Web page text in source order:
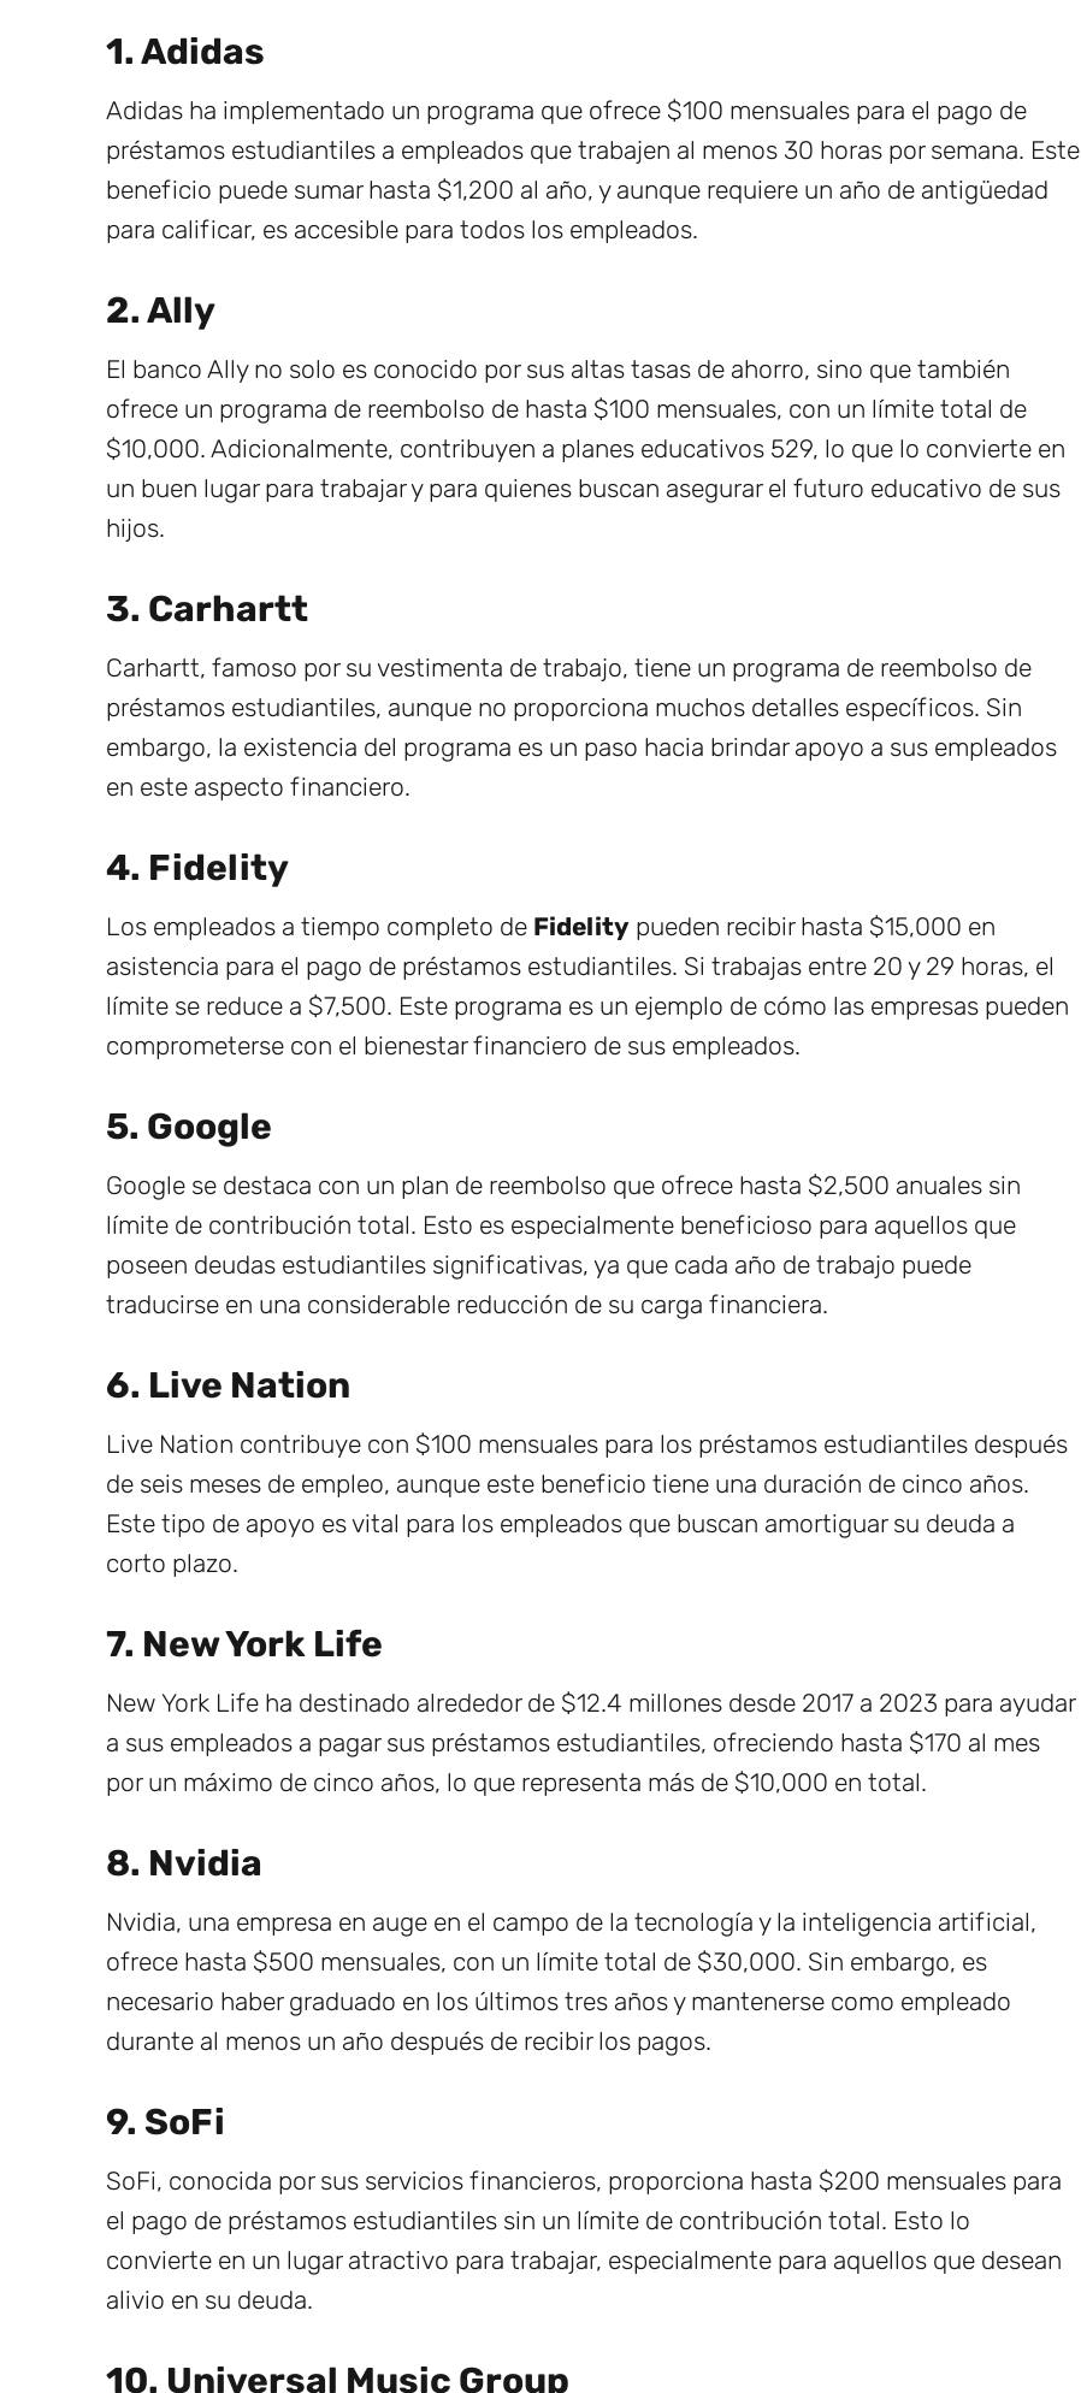
1. Adidas
Adidas ha implementado un programa que ofrece $100 mensuales para el pago de
préstamos estudiantiles a empleados que trabajen al menos 30 horas por semana. Este
beneficio puede sumar hasta $1,200 al año, y aunque requiere un año de antigüedad
para calificar, es accesible para todos los empleados.
2. Ally
El banco Ally no solo es conocido por sus altas tasas de ahorro, sino que también
ofrece un programa de reembolso de hasta $100 mensuales, con un límite total de
$10,000. Adicionalmente, contribuyen a planes educativos 529, lo que lo convierte en
un buen lugar para trabajar y para quienes buscan asegurar el futuro educativo de sus
hijos.
3. Carhartt
Carhartt, famoso por su vestimenta de trabajo, tiene un programa de reembolso de
préstamos estudiantiles, aunque no proporciona muchos detalles específicos. Sin
embargo, la existencia del programa es un paso hacia brindar apoyo a sus empleados
en este aspecto financiero.
4. Fidelity
Los empleados a tiempo completo de Fidelity pueden recibir hasta $15,000 en
asistencia para el pago de préstamos estudiantiles. Si trabajas entre 20 y 29 horas, el
límite se reduce a $7,500. Este programa es un ejemplo de cómo las empresas pueden
comprometerse con el bienestar financiero de sus empleados.
5. Google
Google se destaca con un plan de reembolso que ofrece hasta $2,500 anuales sin
límite de contribución total. Esto es especialmente beneficioso para aquellos que
poseen deudas estudiantiles significativas, ya que cada año de trabajo puede
traducirse en una considerable reducción de su carga financiera.
6. Live Nation
Live Nation contribuye con $100 mensuales para los préstamos estudiantiles después
de seis meses de empleo, aunque este beneficio tiene una duración de cinco años.
Este tipo de apoyo es vital para los empleados que buscan amortiguar su deuda a
corto plazo.
7. New York Life
New York Life ha destinado alrededor de $12.4 millones desde 2017 a 2023 para ayudar
a sus empleados a pagar sus préstamos estudiantiles, ofreciendo hasta $170 al mes
por un máximo de cinco años, lo que representa más de $10,000 en total.
8. Nvidia
Nvidia, una empresa en auge en el campo de la tecnología y la inteligencia artificial,
ofrece hasta $500 mensuales, con un límite total de $30,000. Sin embargo, es
necesario haber graduado en los últimos tres años y mantenerse como empleado
durante al menos un año después de recibir los pagos.
9. SoFi
SoFi, conocida por sus servicios financieros, proporciona hasta $200 mensuales para
el pago de préstamos estudiantiles sin un límite de contribución total. Esto lo
convierte en un lugar atractivo para trabajar, especialmente para aquellos que desean
alivio en su deuda.
10. Universal Music Group